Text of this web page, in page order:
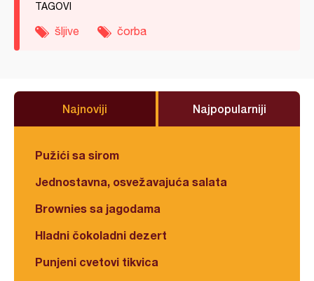
TAGOVI
šljive čorba
Najnoviji Najpopularniji
Pužići sa sirom
Jednostavna, osvežavajuća salata
Brownies sa jagodama
Hladni čokoladni dezert
Punjeni cvetovi tikvica